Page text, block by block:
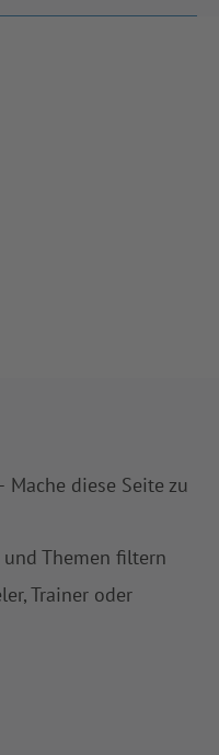
diese Seite zu
Themen filtern
Trainer oder